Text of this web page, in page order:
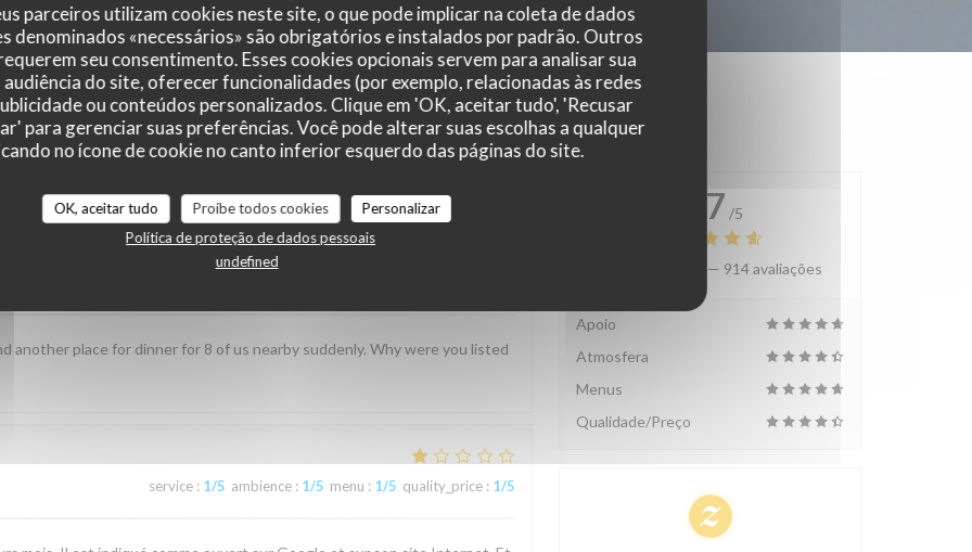
parceiros utilizam cookies neste site, o que pode implicar na coleta de dados
denominados «necessários» são obrigatórios e instalados por padrão. Outros
seu consentimento. Esses cookies opcionais servem para analisar sua
do site, oferecer funcionalidades (por exemplo, relacionadas às redes
ou conteúdos personalizados. Clique em 'OK, aceitar tudo', 'Recusar
para gerenciar suas preferências. Você pode alterar suas escolhas a qualquer
no ícone de cookie no canto inferior esquerdo das páginas do site.
OK, aceitar tudo Proíbe todos cookies
Personalizar
Política de proteção de dados pessoais
undefined
another place for dinner for 8 of us nearby suddenly. Why were you listed
service : 1/5 ambience : 1/5 menu : 1/5 quality_price : 1/5
4.7 /5
Avaliação média — 914 avaliações
Apoio
Atmosfera
Menus
Qualidade/Preço